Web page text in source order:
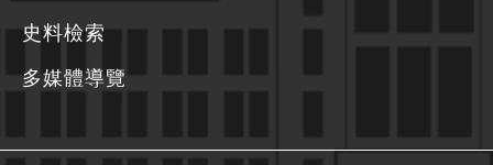
史料檢索
多媒體導覽